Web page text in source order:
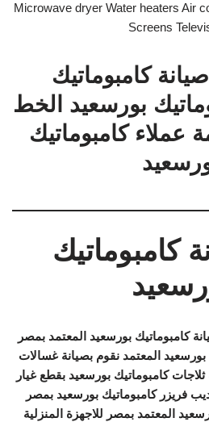
Microwave dryer Water heaters Air
Screens
كامبوماتيك
بورسعيد الخط
عملاء كامبوماتيك
كامبوماتيك
كامبوماتيك بورسعيد المعتمد بمصر
المعتمد نقوم بصيانة غسالات
كامبوماتيك بورسعيد بقطع غيار
فريزر كامبوماتيك بورسعيد بمصر
المعتمد بمصر للاجهزة المنزلية